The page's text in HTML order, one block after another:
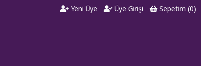
Yeni Üye Üye Girişi Sepetim (0)